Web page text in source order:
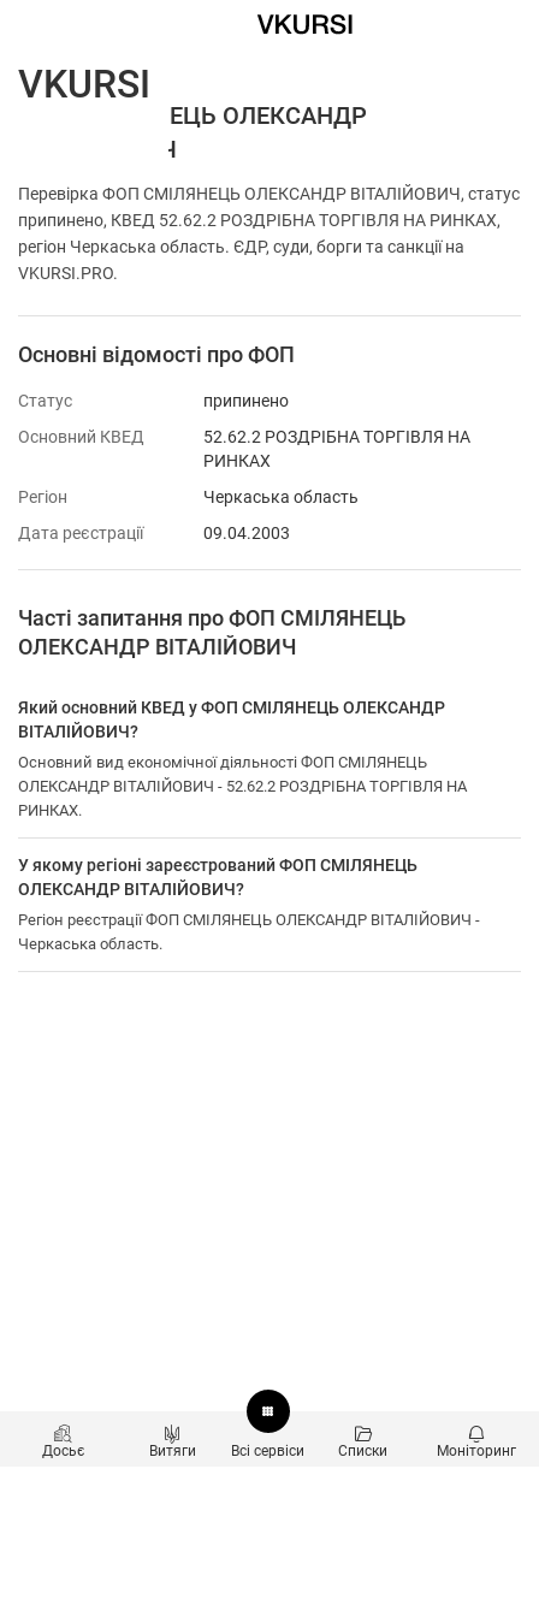
ФОП СМІЛЯНЕЦЬ ОЛЕКСАНДР
ВІТАЛІЙОВИЧ
Перевірка ФОП СМІЛЯНЕЦЬ ОЛЕКСАНДР ВІТАЛІЙОВИЧ, статус
припинено, КВЕД 52.62.2 РОЗДРІБНА ТОРГІВЛЯ НА РИНКАХ,
регіон Черкаська область. ЄДР, суди, борги та санкції на
VKURSI.PRO.
Основні відомості про ФОП
Статус
припинено
Основний КВЕД
52.62.2 РОЗДРІБНА ТОРГІВЛЯ НА
РИНКАХ
Регіон
Черкаська область
Дата реєстрації
09.04.2003
Часті запитання про ФОП СМІЛЯНЕЦЬ
ОЛЕКСАНДР ВІТАЛІЙОВИЧ
Який основний КВЕД у ФОП СМІЛЯНЕЦЬ ОЛЕКСАНДР
ВІТАЛІЙОВИЧ?
Основний вид економічної діяльності ФОП СМІЛЯНЕЦЬ
ОЛЕКСАНДР ВІТАЛІЙОВИЧ - 52.62.2 РОЗДРІБНА ТОРГІВЛЯ НА
РИНКАХ.
У якому регіоні зареєстрований ФОП СМІЛЯНЕЦЬ
ОЛЕКСАНДР ВІТАЛІЙОВИЧ?
Регіон реєстрації ФОП СМІЛЯНЕЦЬ ОЛЕКСАНДР ВІТАЛІЙОВИЧ -
Черкаська область.
Досьє Витяги Всі сервіси Списки Моніторинг
VKURSI